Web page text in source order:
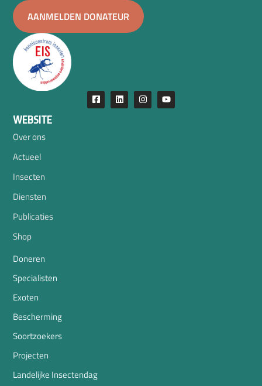
AANMELDEN DONATEUR
WEBSITE
Over ons
Actueel
Insecten
Diensten
Publicaties
Shop
Doneren
Specialisten
Exoten
Bescherming
Soortzoekers
Projecten
Landelijke Insectendag